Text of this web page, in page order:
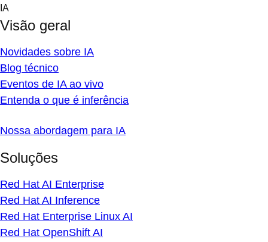
Skip
content
IA
Visão geral
Novidades sobre IA
Blog técnico
Eventos de IA ao vivo
Entenda o que é inferência
Nossa abordagem para IA
Soluções
Red Hat AI Enterprise
Red Hat AI Inference
Red Hat Enterprise Linux AI
Red Hat OpenShift AI